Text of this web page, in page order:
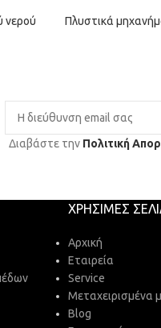
νερού Πλυστικά
Διαβάστε την Πολιτική
ΧΡΉΣΙΜΕΣ
Αρχική
Εταιρεία
Service
Μεταχειρισμένα
Blog